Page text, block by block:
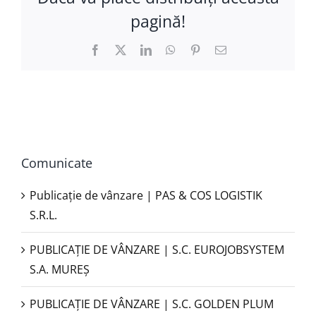
pagină!
Facebook LinkedInWhatsApp
Pinterest
E-
Comunicate
Publicație de vânzare | PAS & COS LOGISTIK
S.R.L.
PUBLICAŢIE DE VÂNZARE | S.C. EUROJOBSYSTEM
S.A. MUREȘ
PUBLICAȚIE DE VÂNZARE | S.C. GOLDEN PLUM